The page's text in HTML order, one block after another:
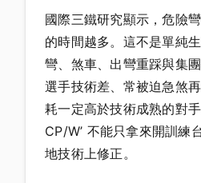
國際三鐵研究顯示，危險
的時間越多。這不是單純
彎、煞車、出彎重踩與集
選手技術差、常被迫急煞
耗一定高於技術成熟的對
CP/W’ 不能只拿來開訓練
地技術上修正。